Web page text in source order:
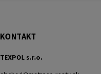
KONTAKT
TEXPOL s.r.o.